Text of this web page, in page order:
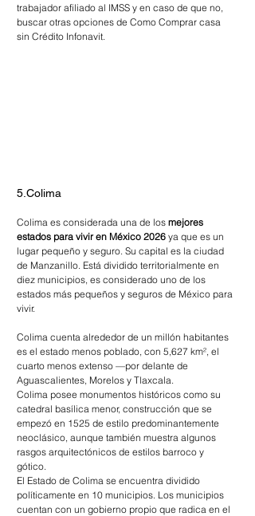
trabajador afiliado al IMSS y en caso de que no,
buscar otras opciones de Como Comprar casa
sin Crédito Infonavit.
5.Colima
Colima es considerada una de los mejores
estados para vivir en México 2026 ya que es un
lugar pequeño y seguro. Su capital es la ciudad
de Manzanillo. Está dividido territorialmente en
diez municipios, es considerado uno de los
estados más pequeños y seguros de México para
vivir.
Colima cuenta alrededor de un millón habitantes
es el estado menos poblado, con 5,627 km², el
cuarto menos extenso —por delante de
Aguascalientes, Morelos y Tlaxcala.
Colima posee monumentos históricos como su
catedral basílica menor, construcción que se
empezó en 1525 de estilo predominantemente
neoclásico, aunque también muestra algunos
rasgos arquitectónicos de estilos barroco y
gótico.
El Estado de Colima se encuentra dividido
políticamente en 10 municipios. Los municipios
cuentan con un gobierno propio que radica en el